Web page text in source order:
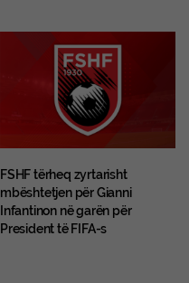
FSHF tërheq zyrtarisht
mbështetjen për Gianni
Infantinon në garën për
President të FIFA-s